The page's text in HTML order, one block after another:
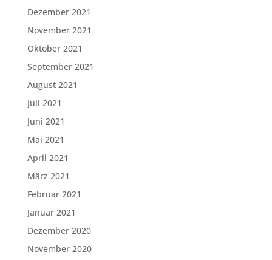
Dezember 2021
November 2021
Oktober 2021
September 2021
August 2021
Juli 2021
Juni 2021
Mai 2021
April 2021
März 2021
Februar 2021
Januar 2021
Dezember 2020
November 2020